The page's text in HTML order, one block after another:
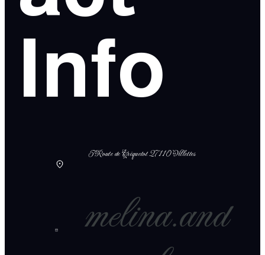
Info
5 Route de Criquetot 27110 Villettes
melina.and